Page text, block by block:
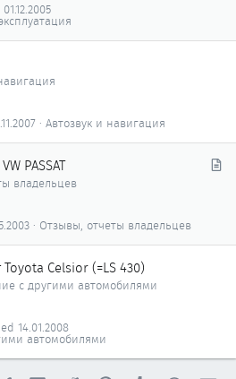
01.12.2005
Автозвук и навигация
я
PASSAT
владельцев
Отзывы, отчеты владельцев
Celsior (=LS 430)
с другими автомобилями
автомобилями
14.01.2008